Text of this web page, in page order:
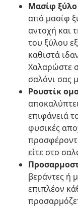
Μασίφ
από μασίφ
αντοχή και
του ξύλου
καθιστά
Χαλαρώστε
σαλόνι σας
Ρουστίκ
επιφάνειά
φυσικές
είτε στο
βεράντες ή
επιπλέον